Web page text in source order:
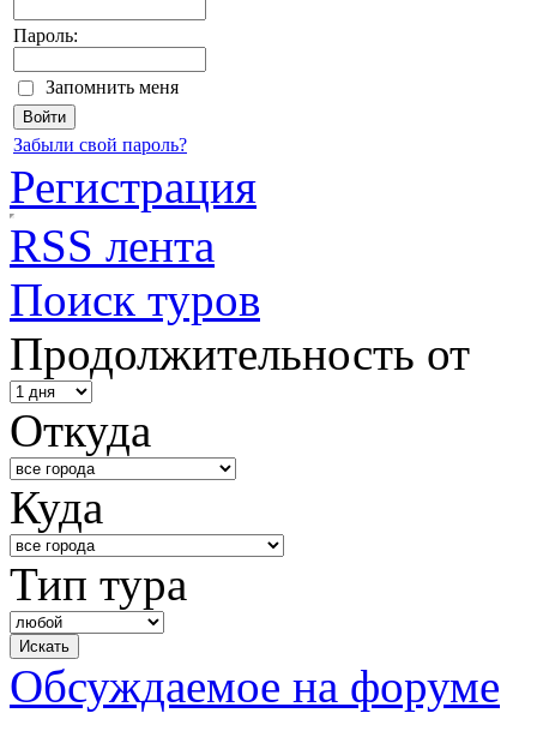
Пароль:
Запомнить меня
Забыли свой пароль?
Регистрация
RSS лента
Поиск туров
Продолжительность от
Откуда
Куда
Тип тура
Обсуждаемое на форуме